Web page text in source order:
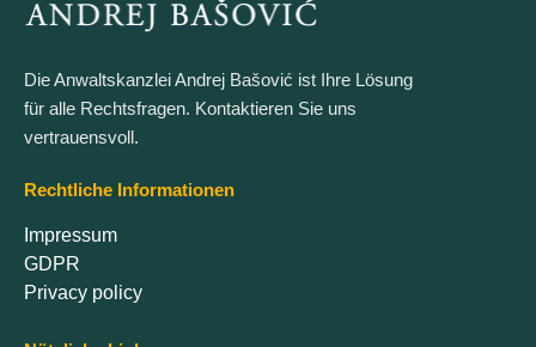
Die Anwaltskanzlei Andrej Bašović ist Ihre Lösung
für alle Rechtsfragen. Kontaktieren Sie uns
vertrauensvoll.
Rechtliche Informationen
Impressum
GDPR
Privacy policy